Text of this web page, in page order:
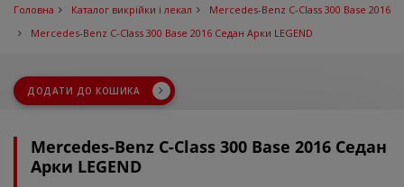
Головна Каталог викрійки і лекал
Mercedes-Benz C-Class 300 Base 2016
Mercedes-Benz C-Class 300 Base 2016 Седан Арки LEGEND
ДОДАТИ ДО КОШИКА
Mercedes-Benz C-Class 300 Base 2016 Седан
Арки LEGEND